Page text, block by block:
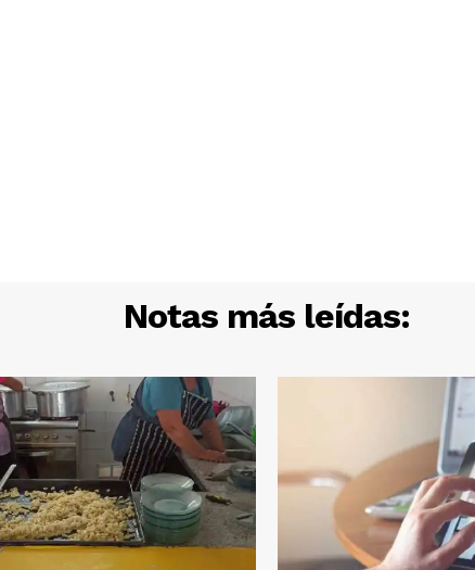
Notas más leídas: